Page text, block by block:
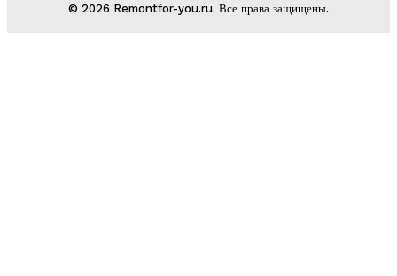
© 2026 Remontfor-you.ru. Все права защищены.